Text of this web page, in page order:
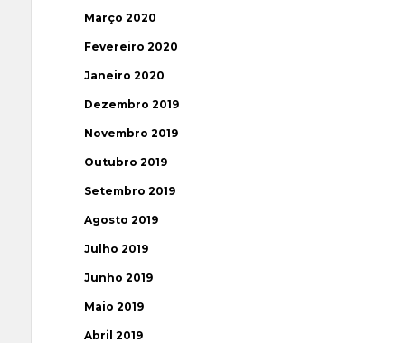
Março 2020
Fevereiro 2020
Janeiro 2020
Dezembro 2019
Novembro 2019
Outubro 2019
Setembro 2019
Agosto 2019
Julho 2019
Junho 2019
Maio 2019
Abril 2019